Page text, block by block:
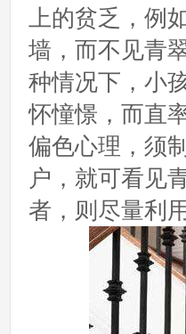
上的贫乏，例
墙，而不见青
种情况下，小
怀憧憬，而直
偏色心理，须
户，就可看见
者，则尽量利